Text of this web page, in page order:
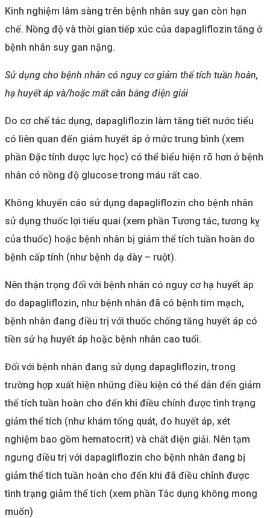
Kinh nghiệm lâm sàng trên bệnh nhân suy gan còn hạn
chế. Nồng độ và thời gian tiếp xúc của dapagliflozin tăng ở
bệnh nhân suy gan nặng.
Sử dụng cho bệnh nhân có nguy cơ giảm thể tích tuần hoàn,
hạ huyết áp và/hoặc mất cân bằng điện giải
Do cơ chế tác dụng, dapagliflozin làm tăng tiết nước tiểu
có liên quan đến giảm huyết áp ở mức trung bình (xem
phần Đặc tính dược lực học) có thể biểu hiện rõ hơn ở bệnh
nhân có nồng độ glucose trong máu rất cao.
Không khuyến cáo sử dụng dapagliflozin cho bệnh nhân
sử dụng thuốc lợi tiểu quai (xem phần Tương tác, tương kỵ
của thuốc) hoặc bệnh nhân bị giảm thể tích tuần hoàn do
bệnh cấp tính (như bệnh dạ dày – ruột).
Nên thận trọng đối với bệnh nhân có nguy cơ hạ huyết áp
do dapagliflozin, như bệnh nhân đã có bệnh tim mạch,
bệnh nhân đang điều trị với thuốc chống tăng huyết áp có
tiền sử hạ huyết áp hoặc bệnh nhân cao tuổi.
Đối với bệnh nhân đang sử dụng dapagliflozin, trong
trường hợp xuất hiện những điều kiện có thể dẫn đến giảm
thể tích tuần hoàn cho đến khi điều chỉnh được tình trạng
giảm thể tích (như khám tổng quát, đo huyết áp, xét
nghiệm bao gồm hematocrit) và chất điện giải. Nên tạm
ngưng điều trị với dapagliflozin cho bệnh nhân đang bị
giảm thể tích tuần hoàn cho đến khi đã điều chỉnh được
tình trạng giảm thể tích (xem phần Tác dụng không mong
muốn)